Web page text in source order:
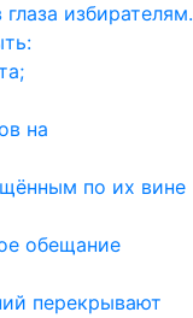
избирателям.
на
по их вине
обещание
перекрывают